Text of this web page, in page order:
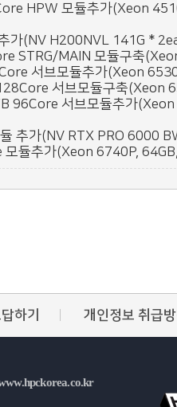
HPW 모듈추가(Xeon
가(NV H200NVL 141G *
STRG/MAIN 모듈구축
서브모듈추가(Xeon
서브모듈구축(Xeon
96Core 서브모듈추가
추가(NV RTX PRO 6000
듈추가(Xeon 6740P,
하기 개인정보 취급